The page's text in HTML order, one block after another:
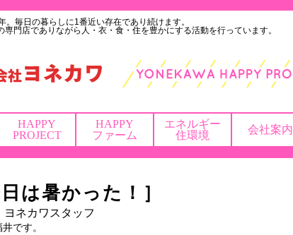
。毎日の暮らしに1番近い存在であり続けます。
門店でありながら人・衣・食・住を豊かにする活動を行っています。
HAPPY
PROJECT
HAPPY
ファーム
エネルギー
住環境
会社案内
は暑かった！］
ヨネカワスタッフ
です。